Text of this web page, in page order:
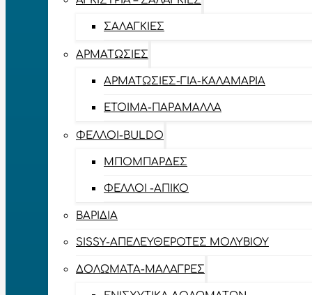
ΣΑΛΑΓΚΙΈΣ
ΑΡΜΑΤΩΣΙΈΣ
ΑΡΜΑΤΩΣΙΈΣ-ΓΙΑ-ΚΑΛΑΜΆΡΙΑ
ΈΤΟΙΜΑ-ΠΑΡΆΜΑΛΛΑ
ΦΕΛΛΟΊ-BULDO
ΜΠΟΜΠΆΡΔΕΣ
ΦΕΛΛΟΊ -ΑΠΊΚΟ
ΒΑΡΊΔΙΑ
SISSY-ΑΠΕΛΕΥΘΕΡΟΤΈΣ ΜΟΛΥΒΙΟΎ
ΔΟΛΏΜΑΤΑ-ΜΑΛΆΓΡΕΣ